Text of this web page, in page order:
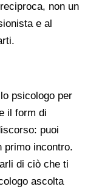
non un
e al
psicologo per
il form di
puoi
primo incontro.
di ciò che ti
ascolta